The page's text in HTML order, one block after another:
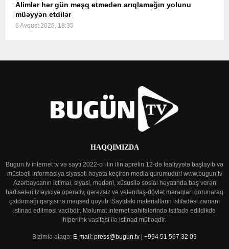
Alimlər hər gün məşq etmədən arıqlamağın yolunu
müəyyən etdilər
6 Avqust 2026, 18:35
HAQQIMIZDA
Bugun.tv internet tv və saytı 2022-ci ilin ilin aprelin 12-də fəaliyyətə başlayıb və
müstəqil informasiya siyasəti həyata keçirən media qurumudur! www.bugun.tv
Azərbaycanın ictimai, siyasi, mədəni, xüsusilə sosial həyatında baş verən
hadisələri izləyiciyə operativ, qərəzsiz və vətəndaş-dövlət maraqları qorunaraq
çatdırmağı qarşısına məqsəd qoyub. Saytdakı materialların istifadəsi zamanı
istinad edilməsi vacibdir. Məlumat internet səhifələrində istifadə edildikdə
hiperlink vasitəsi ilə istinad mütləqdir.
Bizimlə əlaqə: E-mail: press@bugun.tv | +994 51 567 32 09